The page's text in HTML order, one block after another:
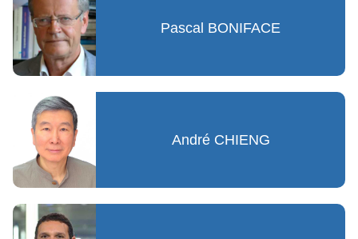
Pascal BONIFACE
André CHIENG